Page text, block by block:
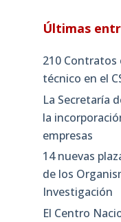
Últimas
210 Contratos
técnico en el
La Secretaría
la
empresas
14 nuevas
de los
Investigación
El Centro